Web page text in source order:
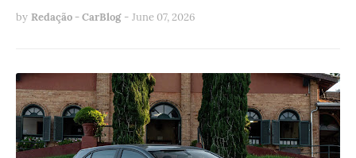
by Redação - CarBlog - June 07, 2026